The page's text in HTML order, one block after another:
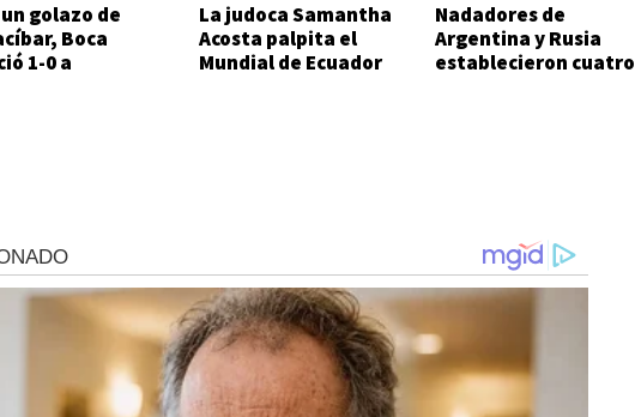
un golazo de
Boca
1-0 a
La judoca Samantha
Acosta palpita el
Mundial de Ecuador
Nadadores de
Argentina y Rusia
establecieron cuatro